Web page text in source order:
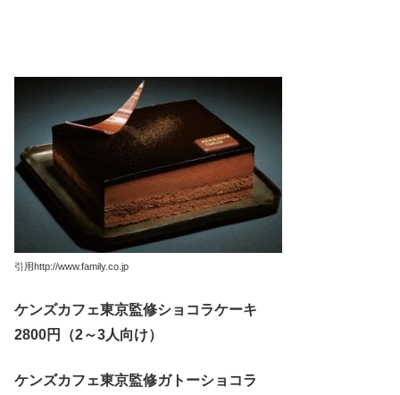
引用http://www.family.co.jp
ケンズカフェ東京監修ショコラケーキ
2800円（2～3人向け）
ケンズカフェ東京監修ガトーショコラ